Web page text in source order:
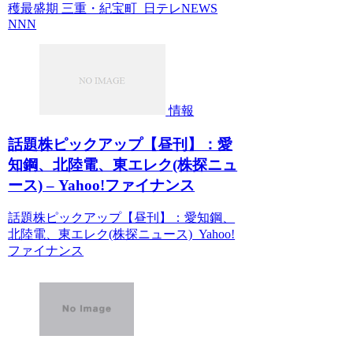
穫最盛期 三重・紀宝町 日テレNEWS
NNN
情報
話題株ピックアップ【昼刊】：愛
知鋼、北陸電、東エレク(株探ニュ
ース) – Yahoo!ファイナンス
話題株ピックアップ【昼刊】：愛知鋼、
北陸電、東エレク(株探ニュース) Yahoo!
ファイナンス